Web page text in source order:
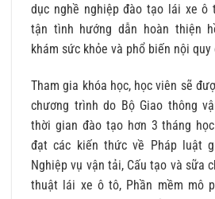
dục nghề nghiệp đào tạo lái xe ô
tận tình hướng dẫn hoàn thiện
khám sức khỏe và phổ biến nội
Tham gia khóa học, học viên sẽ
chương trình do Bộ Giao thông
thời gian đào tạo hơn 3 tháng
đạt các kiến thức về Pháp luật
Nghiệp vụ vận tải, Cấu tạo và sữa
thuật lái xe ô tô, Phần mềm mô